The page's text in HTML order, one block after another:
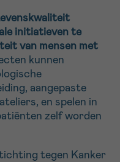
initiatieven te
van mensen met
kunnen
aangepaste
en spelen in
zelf worden
tegen Kanker